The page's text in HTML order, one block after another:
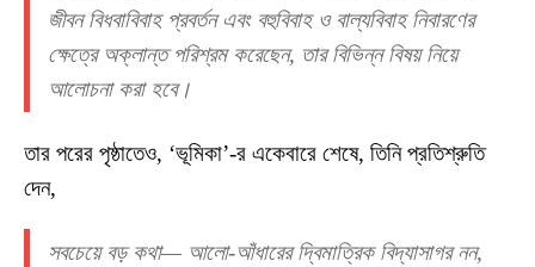
জীবন বিধবাবিবাহ প্রবর্তন এবং বহুবিবাহ ও বাল্যবিবাহ নিবারণের
ক্ষেত্রে অক্লান্ত পরিশ্রম করেছেন, তার বিভিন্ন বিষয় নিয়ে
আলোচনা করা হবে।
তার পরের পৃষ্ঠাতেও, ‘ভূমিকা’-র একেবারে শেষে, তিনি প্রতিশ্রুতি
দেন,
সবচেয়ে বড় কথা— আলো-আঁধারের দ্বিমাত্রিক বিদ্যাসাগর নন,